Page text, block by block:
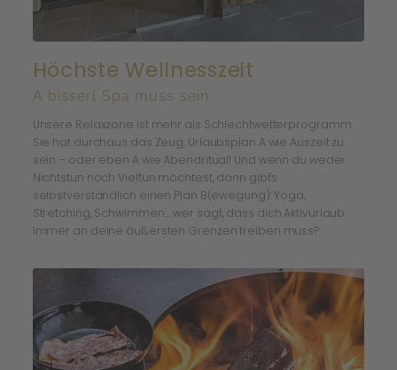
Höchste Wellnesszeit
A bisserl Spa muss sein
Unsere Relaxzone ist mehr als Schlechtwetterprogramm.
Sie hat durchaus das Zeug, Urlaubsplan A wie Auszeit zu
sein – oder eben A wie Abendritual! Und wenn du weder
Nichtstun noch Vieltun möchtest, dann gibt's
selbstverständlich einen Plan B(ewegung): Yoga,
Stretching, Schwimmen… wer sagt, dass dich Aktivurlaub
immer an deine äußersten Grenzen treiben muss?